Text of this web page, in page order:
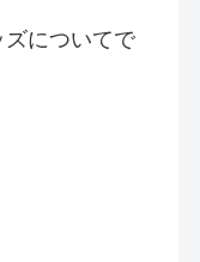
についてで